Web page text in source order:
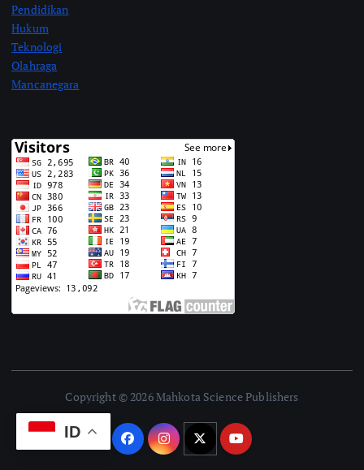
Pendidikan
Hukum
Teknologi
Olahraga
Mancanegara
Copyright © 2026 Mahkota Science Publishers
ID